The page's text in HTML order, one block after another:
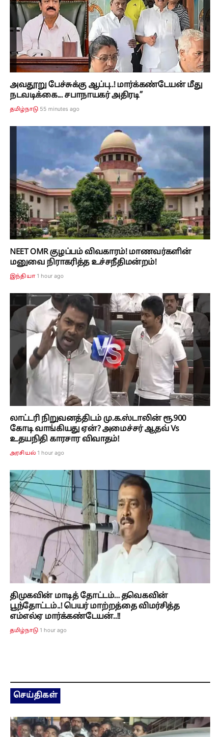
அவதூறு பேச்சுக்கு ஆப்பு..! மார்க்கண்டேயன் மீது
நடவடிக்கை... சபாநாயகர் அதிரடி”
தமிழ்நாடு 55 minutes ago
NEET OMR குழப்பம் விவகாரம்! மாணவர்களின்
மனுவை நிராகரித்த உச்சநீதிமன்றம்!
இந்தியா 1 hour ago
லாட்டரி நிறுவனத்திடம் மு.க.ஸ்டாலின் ரூ.900
கோடி வாங்கியது ஏன்? அமைச்சர் ஆதவ் Vs
உதயநிதி காரசார விவாதம்!
அரசியல் 1 hour ago
திமுகவின் மாடித் தோட்டம்... தவெகவின்
பூந்தோட்டம்..! பெயர் மாற்றத்தை விமர்சித்த
எம்எல்ஏ மார்க்கண்டேயன்..!!
தமிழ்நாடு 1 hour ago
செய்திகள்